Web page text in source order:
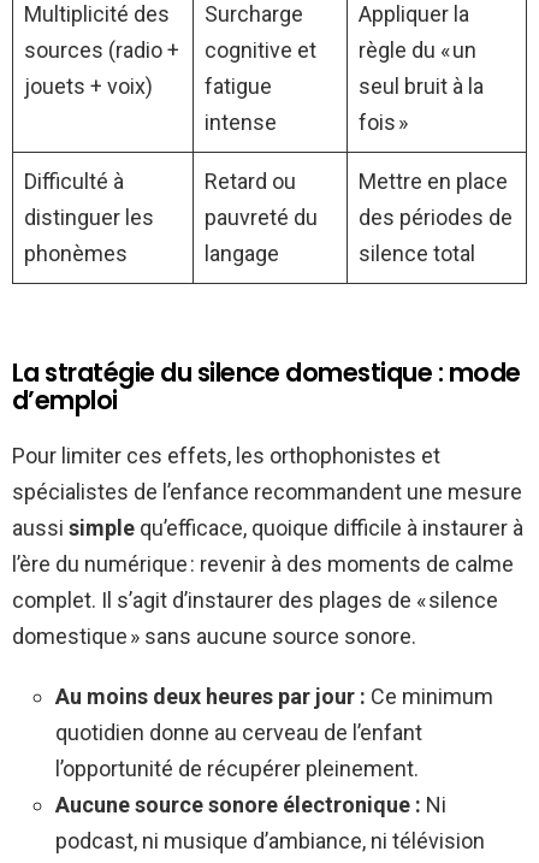
Multiplicité des
sources (radio +
jouets + voix)
Surcharge
cognitive et
fatigue
intense
Appliquer la
règle du « un
seul bruit à la
fois »
Difficulté à
distinguer les
phonèmes
Retard ou
pauvreté du
langage
Mettre en place
des périodes de
silence total
La stratégie du silence domestique : mode
d’emploi
Pour limiter ces effets, les orthophonistes et
spécialistes de l’enfance recommandent une mesure
aussi simple qu’efficace, quoique difficile à instaurer à
l’ère du numérique : revenir à des moments de calme
complet. Il s’agit d’instaurer des plages de « silence
domestique » sans aucune source sonore.
Au moins deux heures par jour : Ce minimum
quotidien donne au cerveau de l’enfant
l’opportunité de récupérer pleinement.
Aucune source sonore électronique : Ni
podcast, ni musique d’ambiance, ni télévision